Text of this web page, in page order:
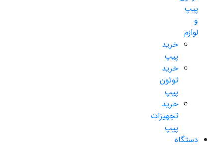
پیپ
و
لوازم
خرید
پیپ
خرید
توتون
پیپ
خرید
تجهیزات
پیپ
دستگاه